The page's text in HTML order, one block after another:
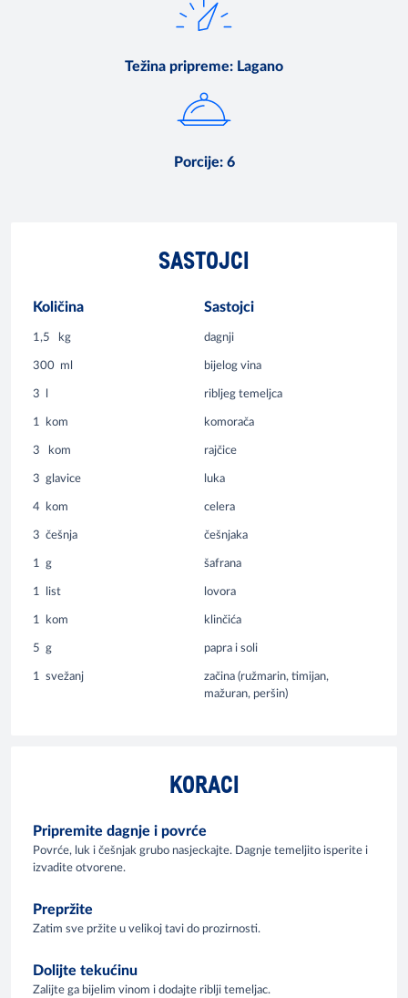
Težina pripreme: Lagano
Porcije: 6
SASTOJCI
Količina Sastojci
1,5 kg dagnji
300 ml bijelog vina
3 ribljeg temeljca
1 kom komorača
3 kom rajčice
3 glavice luka
4 kom celera
3 češnja češnjaka
1 g šafrana
1 list lovora
1 kom klinčića
5 g papra i soli
1 svežanj
začina (ružmarin, timijan,
mažuran, peršin)
KORACI
Pripremite dagnje i povrće
Povrće, luk i češnjak grubo nasjeckajte. Dagnje temeljito isperite i
izvadite otvorene.
Prepržite
Zatim sve pržite u velikoj tavi do prozirnosti.
Dolijte tekućinu
Zalijte ga bijelim vinom i dodajte riblji temeljac.